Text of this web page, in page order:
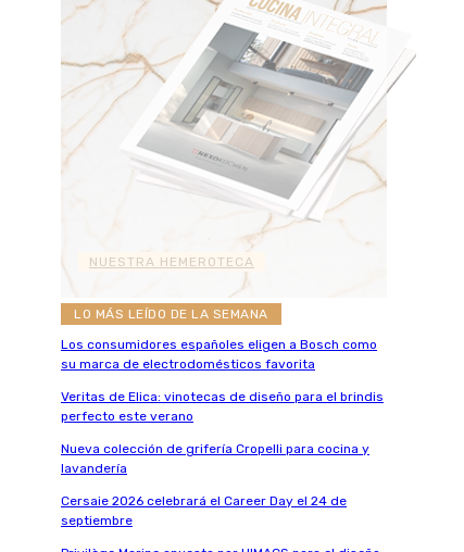
NUESTRA HEMEROTECA
LO MÁS LEÍDO DE LA SEMANA
Los consumidores españoles eligen a Bosch como
su marca de electrodomésticos favorita
Veritas de Elica: vinotecas de diseño para el brindis
perfecto este verano
Nueva colección de grifería Cropelli para cocina y
lavandería
Cersaie 2026 celebrará el Career Day el 24 de
septiembre